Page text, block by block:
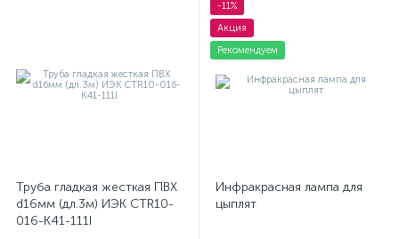
Труба гладкая жесткая ПВХ
d16мм (дл.3м) ИЭК CTR10-
016-K41-111I
-11%
Акция
Рекомендуем
Инфракрасная лампа для
цыплят